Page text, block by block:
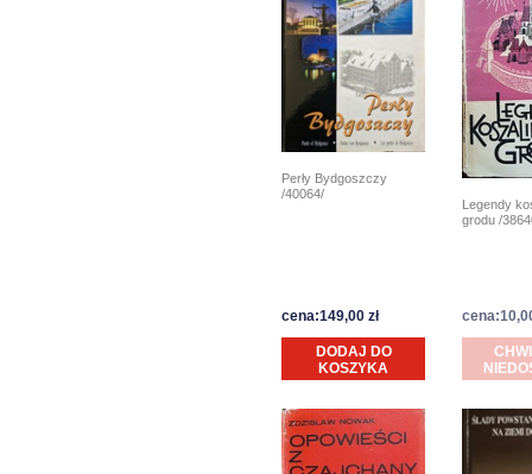
Perły Bydgoszczy
/40064/
cena:149,00 zł
DODAJ DO
KOSZYKA
Legendy
grodu /